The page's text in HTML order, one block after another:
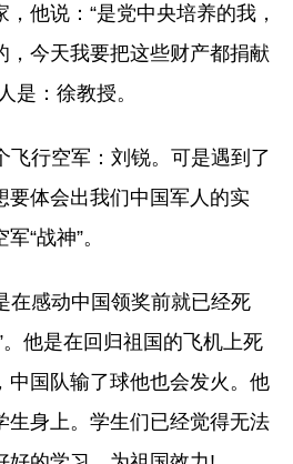
他说：“是党中央培养的我，
，今天我要把这些财产都捐献
是：徐教授。
飞行空军：刘锐。可是遇到了
要体会出我们中国军人的实
“战神”。
在感动中国领奖前就已经死
。他是在回归祖国的飞机上死
中国队输了球他也会发火。他
生身上。学生们已经觉得无法